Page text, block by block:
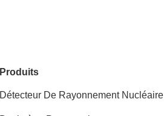
Produits
Détecteur De Rayonnement Nucléaire